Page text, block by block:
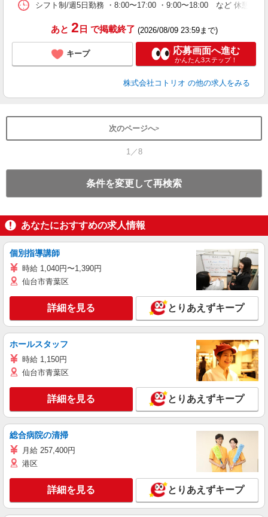
シフト制/週5日勤務 ・8:00〜17:00 ・9:00〜18:00 など 休憩1時
あと 2 日 で掲載終了 (2026/08/09 23:59まで)
キープ 応募画面へ進む
かんたん3ステップ！
株式会社コトリオ の他の求人をみる
次のページへ
1／8
条件を変更して再検索
あなたにおすすめの求人情報
個別指導講師
時給 1,040円〜1,390円
仙台市青葉区
詳細を見る とりあえずキープ
ホールスタッフ
時給 1,150円
仙台市青葉区
詳細を見る とりあえずキープ
総合病院の清掃
月給 257,400円
港区
詳細を見る とりあえずキープ